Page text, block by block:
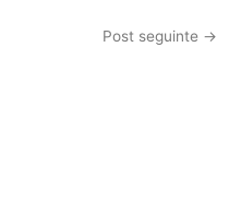
Post seguinte →